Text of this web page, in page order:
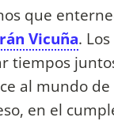
que
Vicuña.
tiempos
al mundo de
en el